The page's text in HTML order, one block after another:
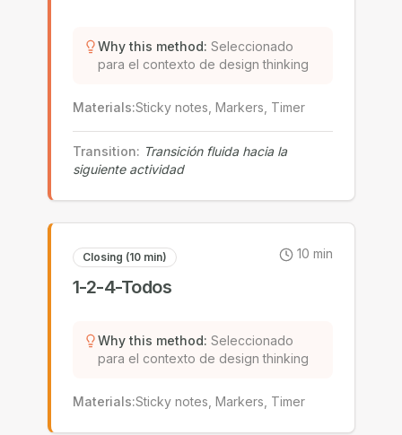
Why this method: Seleccionado
para el contexto de design thinking
Materials:Sticky notes, Markers, Timer
Transition: Transición fluida hacia la
siguiente actividad
Closing (10 min)
1-2-4-Todos
10 min
Why this method: Seleccionado
para el contexto de design thinking
Materials:Sticky notes, Markers, Timer